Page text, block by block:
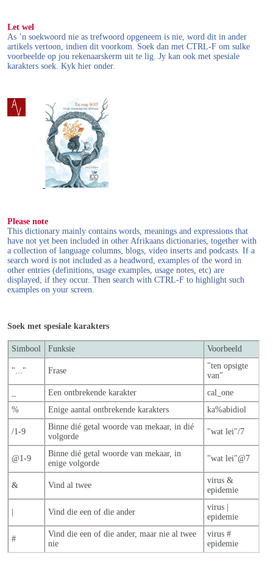
Let wel
As ’n soekwoord nie as trefwoord opgeneem is nie, word dit in ander
artikels vertoon, indien dit voorkom. Soek dan met CTRL-F om sulke
voorbeelde op jou rekenaarskerm uit te lig. Jy kan ook met spesiale
karakters soek. Kyk hier onder.
Please note
This dictionary mainly contains words, meanings and expressions that
have not yet been included in other Afrikaans dictionaries, together with
a collection of language columns, blogs, video inserts and podcasts. If a
search word is not included as a headword, examples of the word in
other entries (definitions, usage examples, usage notes, etc) are
displayed, if they occur. Then search with CTRL-F to highlight such
examples on your screen.
Soek met spesiale karakters
Simbool Funksie Voorbeeld
"..." Frase
"ten opsigte
van"
Een ontbrekende karakter
cal_one
%
Enige aantal ontbrekende karakters ka%abidiol
/1-9
Binne dié getal woorde van mekaar, in dié
volgorde
"wat lei"/7
@1-9
Binne dié getal woorde van mekaar, in
enige volgorde
"wat lei"@7
& Vind al twee
virus &
epidemie
Vind die een of die ander
virus |
epidemie
#
Vind die een of die ander, maar nie al twee
nie
virus #
epidemie